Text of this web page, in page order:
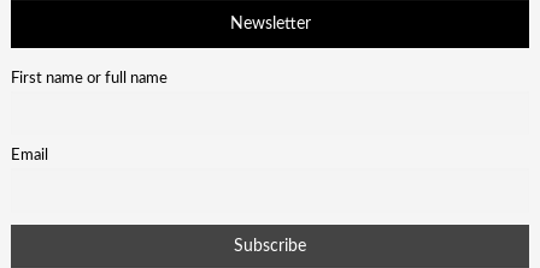
Newsletter
First name or full name
Email